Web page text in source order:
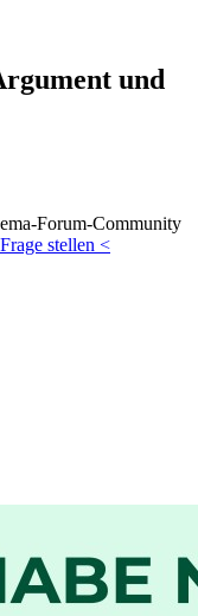
und
Forum-Community
stellen <